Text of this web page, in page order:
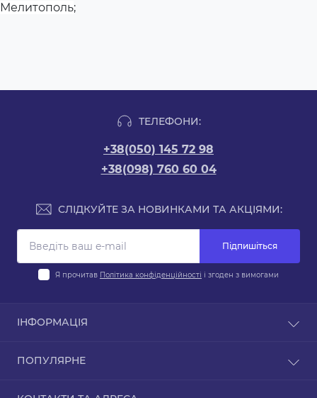
Мелитополь;
ТЕЛЕФОНИ:
+38(050) 145 72 98
+38(098) 760 60 04
СЛІДКУЙТЕ ЗА НОВИНКАМИ ТА АКЦІЯМИ:
Підпишіться
Я прочитав Політика конфіденційності і згоден з вимогами
ІНФОРМАЦІЯ
Доставка
ПОПУЛЯРНЕ